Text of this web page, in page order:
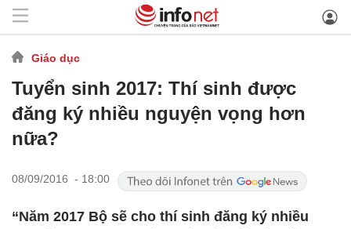
Giáo dục
Tuyển sinh 2017: Thí sinh được
đăng ký nhiều nguyện vọng hơn
nữa?
08/09/2016 - 18:00
“Năm 2017 Bộ sẽ cho thí sinh đăng ký nhiều